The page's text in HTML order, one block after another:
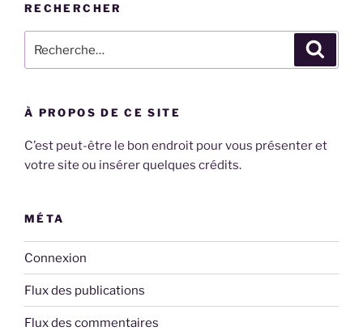
RECHERCHER
pour
À PROPOS DE CE SITE
C’est peut-être le bon endroit pour vous présenter et
votre site ou insérer quelques crédits.
MÉTA
Connexion
Flux des publications
Flux des commentaires